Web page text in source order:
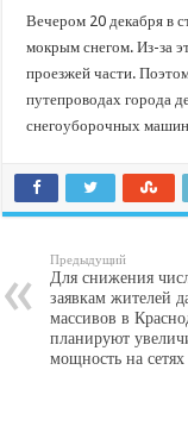
Важные правила
В городах и районах
Стартовал прием
Вечером 20 декабря в
мокрым снегом. Из-за
проезжей части.
путепроводах города
снегоуборочных
Предыдущий
Для снижения
заявкам жителей
массивов в
планируют
мощность на сетях